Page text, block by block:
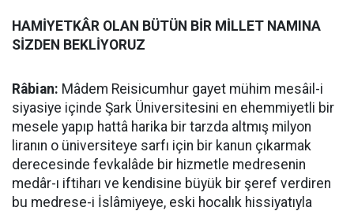
HAMİYETKÂR OLAN BÜTÜN BİR MİLLET NAMINA
SİZDEN BEKLİYORUZ
Râbian: Mâdem Reisicumhur gayet mühim mesâil-i
siyasiye içinde Şark Üniversitesini en ehemmiyetli bir
mesele yapıp hattâ harika bir tarzda altmış milyon
liranın o üniversiteye sarfı için bir kanun çıkarmak
derecesinde fevkalâde bir hizmetle medresenin
medâr-ı iftiharı ve kendisine büyük bir şeref verdiren
bu medrese-i İslâmiyeye, eski hocalık hissiyatıyla